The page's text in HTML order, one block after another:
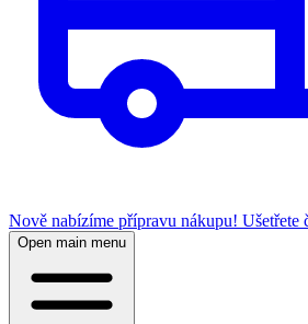
Nově nabízíme přípravu nákupu! Ušetřete
Open main menu